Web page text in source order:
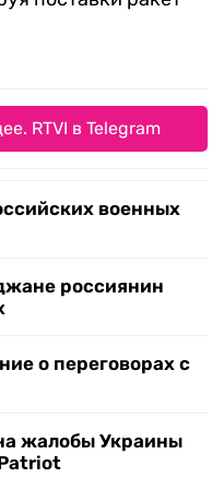
RTVI в Telegram
военных
россиянин
о переговорах с
жалобы Украины